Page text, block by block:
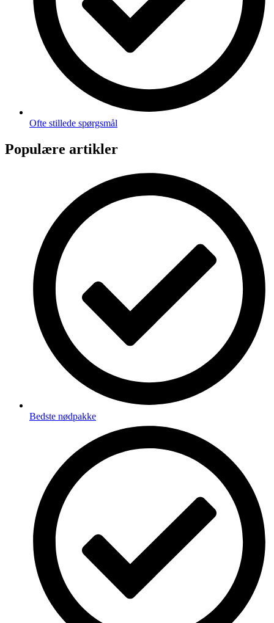
Ofte stillede spørgsmål
Populære artikler
Bedste nødpakke